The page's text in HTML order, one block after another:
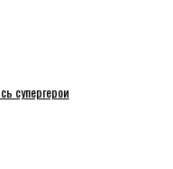
супергерои